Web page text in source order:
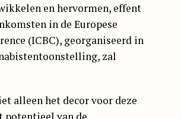
en hervormen, effent
in de Europese
(ICBC), georganiseerd in
zal
alleen het decor voor deze
potentieel van de